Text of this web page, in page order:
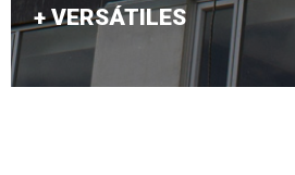
+ VERSÁTILES
Hay varias formas de construir.
soluciones tienen la capacidad
evolucionar.